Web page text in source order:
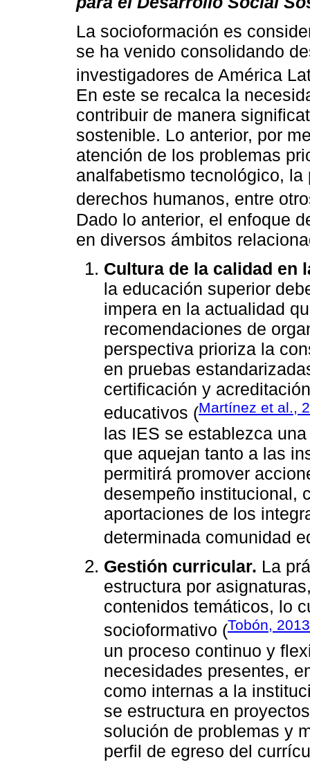
La socioformación es
se ha venido consolidando
investigadores de América
En este se recalca la
contribuir de manera
sostenible. Lo anterior, por
atención de los problemas
analfabetismo tecnológico,
derechos humanos, entre
Dado lo anterior, el enfoque
en diversos ámbitos
Cultura de la calidad en
la educación superior
impera en la actualidad
recomendaciones de
perspectiva prioriza la
en pruebas
certificación y
educativos (Martínez et al.,
las IES se establezca
que aquejan tanto a las
permitirá promover
desempeño institucional,
aportaciones de los
determinada comunidad
Gestión curricular. La
estructura por
contenidos temáticos, lo
socioformativo (Tobón, 2013
un proceso continuo y
necesidades presentes,
como internas a la
se estructura en
solución de problemas y
perfil de egreso del